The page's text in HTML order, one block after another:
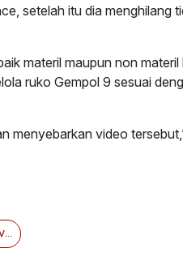
setelah itu dia menghilang
materil maupun non
ruko Gempol 9 sesuai
menyebarkan video
video telanjang viral